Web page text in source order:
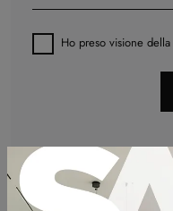
Ho preso visione della